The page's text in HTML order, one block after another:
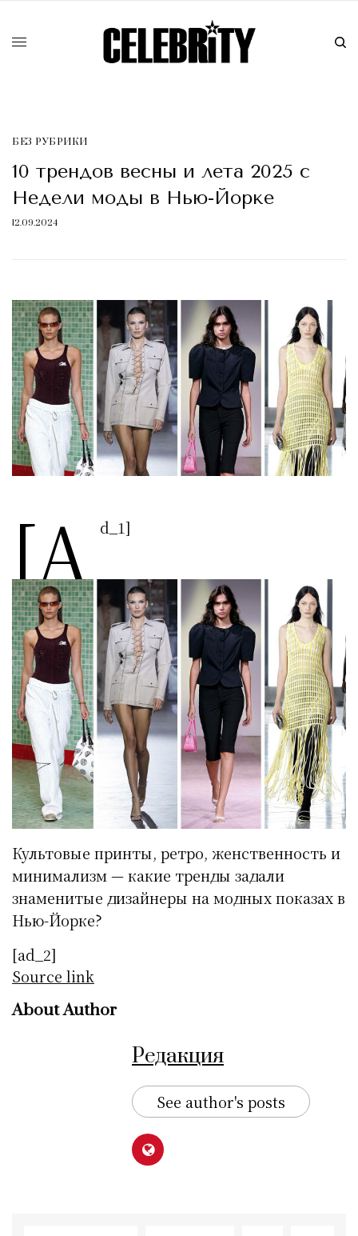
БЕЗ РУБРИКИ
10 трендов весны и лета 2025 с
Недели моды в Нью-Йорке
12.09.2024
[a d_1]
Культовые принты, ретро, женственность и
минимализм — какие тренды задали
знаменитые дизайнеры на модных показах в
Нью-Йорке?
[ad_2]
Source link
About Author
Редакция
See author's posts